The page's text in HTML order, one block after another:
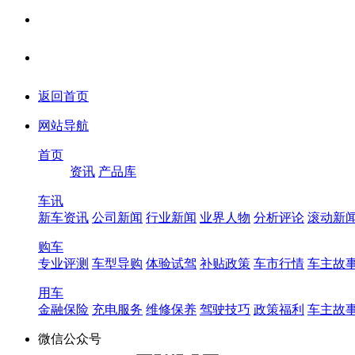
返回首页
网站导航
首页
资讯 产品库
车讯
新车资讯 公司新闻 行业新闻 业界人物 分析评论 滚动新
购车
专业评测 车型导购 体验试驾 补贴政策 车市行情 车主故
用车
金融保险 充电服务 维修保养 驾驶技巧 政策福利 车主故
微信公众号